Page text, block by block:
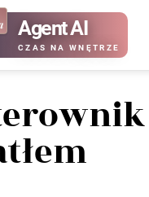
Agent AI
CZAS NA WNĘTRZE